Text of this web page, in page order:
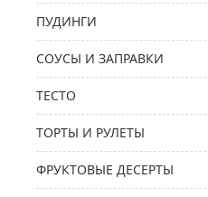
ПУДИНГИ
СОУСЫ И ЗАПРАВКИ
ТЕСТО
ТОРТЫ И РУЛЕТЫ
ФРУКТОВЫЕ ДЕСЕРТЫ